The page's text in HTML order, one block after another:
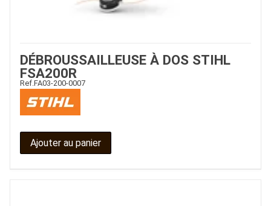
ESPACES VERTS
PIECES DETACHEES
DÉBROUSSAILLEUSE À DOS STIHL
FSA200R
Ref.FA03-200-0007
Ajouter au panier